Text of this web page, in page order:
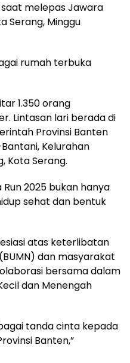
saat melepas Jawara
Serang, Minggu
rumah terbuka
1.350 orang
Lintasan lari berada di
Provinsi Banten
Kelurahan
Kota Serang.
2025 bukan hanya
sehat dan bentuk
atas keterlibatan
dan masyarakat
bersama dalam
dan Menengah
tanda cinta kepada
Banten,”